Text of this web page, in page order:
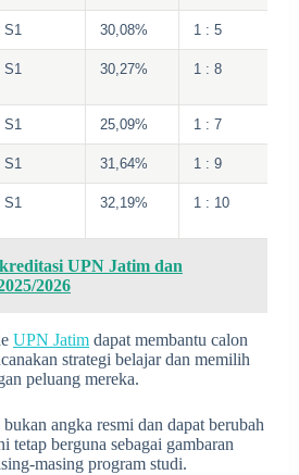
S1 30,08% 1 : 5
S1 30,27% 1 : 8
S1 25,09% 1 : 7
S1 31,64% 1 : 9
S1 32,19% 1 : 10
UPN Jatim dan
2026
UPN Jatim dapat membantu calon
strategi belajar dan memilih
peluang mereka.
angka resmi dan dapat berubah
tetap berguna sebagai gambaran
masing program studi.